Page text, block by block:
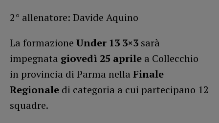
2° allenatore: Davide Aquino
La formazione Under 13 3×3 sarà
impegnata giovedì 25 aprile a Collecchio
in provincia di Parma nella Finale
Regionale di categoria a cui partecipano 12
squadre.